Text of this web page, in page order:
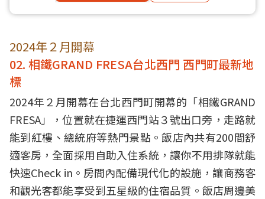
2024年２月開幕
02. 相鐵GRAND FRESA台北西門 西門町最新地
標
2024年２月開幕在台北西門町開幕的「相鐵GRAND
FRESA」，位置就在捷運西門站３號出口旁，走路就
能到紅樓、總統府等熱門景點。飯店內共有200間舒
適客房，全面採用自助入住系統，讓你不用排隊就能
快速Check in。房間內配備現代化的設施，讓商務客
和觀光客都能享受到五星級的住宿品質。飯店周邊美